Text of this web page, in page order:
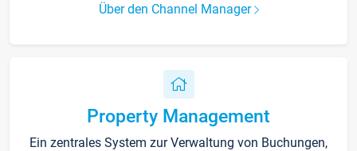
Über den Channel Manager
Property Management
Ein zentrales System zur Verwaltung von Buchungen,